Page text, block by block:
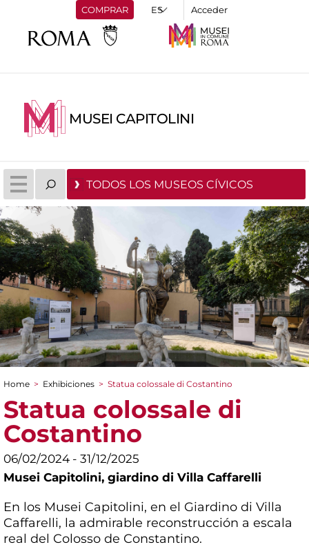
COMPRAR Acceder
MUSEI CAPITOLINI
TODOS LOS MUSEOS CÍVICOS
You are here
Home > Exhibiciones > Statua colossale di Costantino
Statua colossale di
Costantino
06/02/2024 - 31/12/2025
Musei Capitolini, giardino di Villa Caffarelli
En los Musei Capitolini, en el Giardino di Villa
Caffarelli, la admirable reconstrucción a escala
real del Colosso de Constantino.